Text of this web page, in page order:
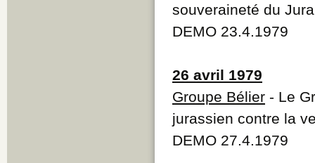
souveraineté du
DEMO 23.4.1979
26 avril 1979
Groupe Bélier - Le
jurassien contre la
DEMO 27.4.1979